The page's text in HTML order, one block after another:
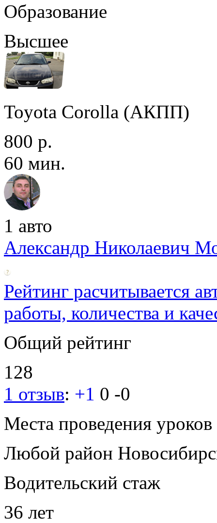
Образование
Высшее
Toyota Corolla (АКПП)
800 р.
60 мин.
1 авто
Александр Николаевич
Рейтинг расчитывается
работы, количества и
Общий рейтинг
128
1 отзыв: +1 0 -0
Места проведения уроков
Любой район
Водительский стаж
36 лет